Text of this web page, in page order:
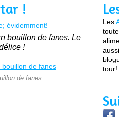
!
évidemment!
bouillon de fanes. Le
!
de fanes
Les
tour!